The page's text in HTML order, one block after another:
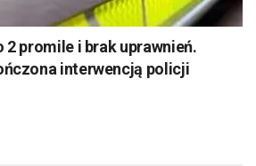
2 promile i brak uprawnień.
interwencją policji